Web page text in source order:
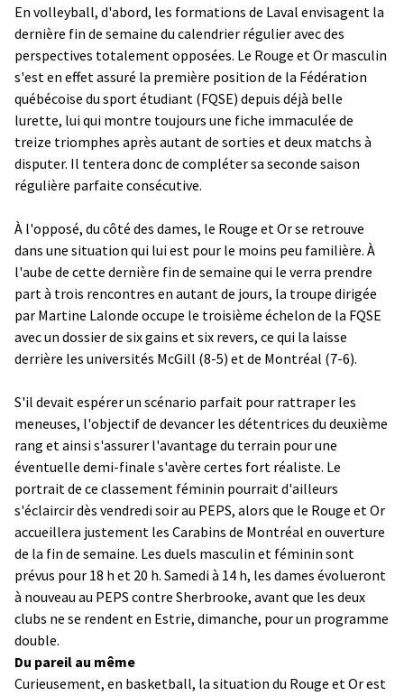
En volleyball, d'abord, les formations de Laval envisagent la
dernière fin de semaine du calendrier régulier avec des
perspectives totalement opposées. Le Rouge et Or masculin
s'est en effet assuré la première position de la Fédération
québécoise du sport étudiant (FQSE) depuis déjà belle
lurette, lui qui montre toujours une fiche immaculée de
treize triomphes après autant de sorties et deux matchs à
disputer. Il tentera donc de compléter sa seconde saison
régulière parfaite consécutive.
À l'opposé, du côté des dames, le Rouge et Or se retrouve
dans une situation qui lui est pour le moins peu familière. À
l'aube de cette dernière fin de semaine qui le verra prendre
part à trois rencontres en autant de jours, la troupe dirigée
par Martine Lalonde occupe le troisième échelon de la FQSE
avec un dossier de six gains et six revers, ce qui la laisse
derrière les universités McGill (8-5) et de Montréal (7-6).
S'il devait espérer un scénario parfait pour rattraper les
meneuses, l'objectif de devancer les détentrices du deuxième
rang et ainsi s'assurer l'avantage du terrain pour une
éventuelle demi-finale s'avère certes fort réaliste. Le
portrait de ce classement féminin pourrait d'ailleurs
s'éclaircir dès vendredi soir au PEPS, alors que le Rouge et Or
accueillera justement les Carabins de Montréal en ouverture
de la fin de semaine. Les duels masculin et féminin sont
prévus pour 18 h et 20 h. Samedi à 14 h, les dames évolueront
à nouveau au PEPS contre Sherbrooke, avant que les deux
clubs ne se rendent en Estrie, dimanche, pour un programme
double.
Du pareil au même
Curieusement, en basketball, la situation du Rouge et Or est